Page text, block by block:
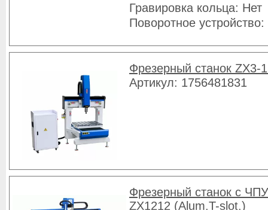
Гравировка кольца: Нет
Поворотное
Фрезерный станок ZX3-
Артикул: 1756481831
Фрезерный станок с
ZX1212 (Alum.T-slot.)